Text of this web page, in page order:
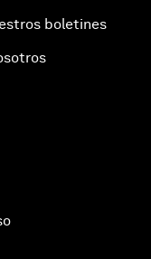
boletines